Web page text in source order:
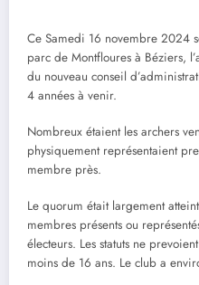
Ce Samedi 16 novembre 2024
parc de Montfloures à Béziers,
du nouveau conseil
4 années à venir.
Nombreux étaient les archers
physiquement représentaient
membre près.
Le quorum était largement
membres présents ou
électeurs. Les statuts ne
moins de 16 ans. Le club a